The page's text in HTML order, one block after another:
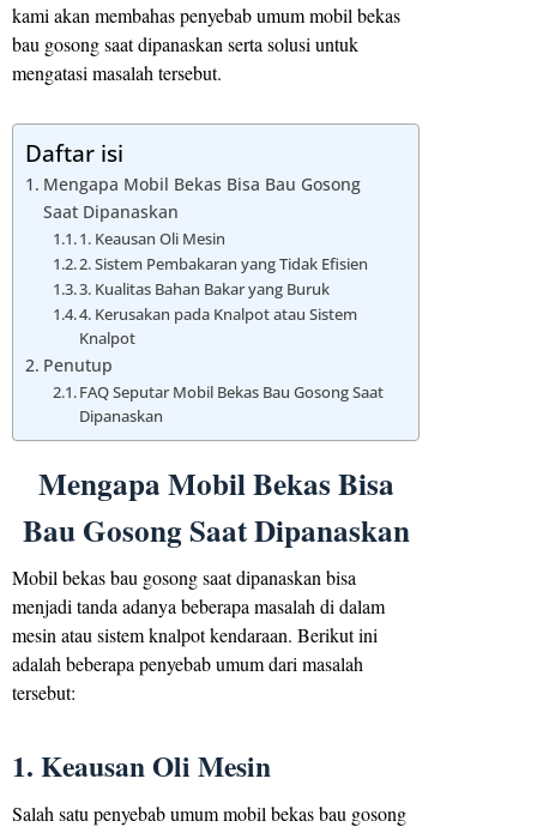
kami akan membahas penyebab umum mobil bekas
bau gosong saat dipanaskan serta solusi untuk
mengatasi masalah tersebut.
Daftar isi
Mengapa Mobil Bekas Bisa Bau Gosong
Saat Dipanaskan
1. Keausan Oli Mesin
2. Sistem Pembakaran yang Tidak Efisien
3. Kualitas Bahan Bakar yang Buruk
4. Kerusakan pada Knalpot atau Sistem
Knalpot
Penutup
FAQ Seputar Mobil Bekas Bau Gosong Saat
Dipanaskan
Mengapa Mobil Bekas Bisa
Bau Gosong Saat Dipanaskan
Mobil bekas bau gosong saat dipanaskan bisa
menjadi tanda adanya beberapa masalah di dalam
mesin atau sistem knalpot kendaraan. Berikut ini
adalah beberapa penyebab umum dari masalah
tersebut:
1. Keausan Oli Mesin
Salah satu penyebab umum mobil bekas bau gosong